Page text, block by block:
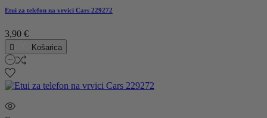
Etui za telefon na vrvici Cars 229272
3,90 €
 Košarica